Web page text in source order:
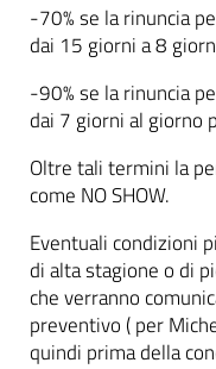
-70% se la rinuncia
dai 15 giorni a 8
-90% se la rinuncia
dai 7 giorni al giorno
Oltre tali termini la
come NO SHOW.
Eventuali condizioni
di alta stagione o di
che verranno
preventivo ( per
quindi prima della